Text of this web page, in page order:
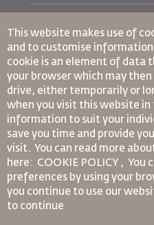
Condiciones
Revista
Viajar
Preguntas
Plan de accesibilidad y
Alquiler
RJ
Oferta Para
Quiénes Somos
Anúnciese
Únase a
Política de
Normas
Condiciones
Política
This website makes use of
and to customise
cookie is an element of data
your browser which may
drive, either temporarily or
when you visit this website
information to suit your
save you time and provide
visit. You can read more
here: COOKIE POLICY , You
preferences by using your
you continue to use our
to continue